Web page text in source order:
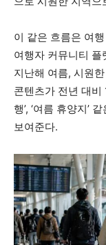
이 같은 흐름은 여
여행자 커뮤니티 플
지난해 여름, 시원
콘텐츠가 전년 대비
행’, ‘여름 휴양지’
보여준다.